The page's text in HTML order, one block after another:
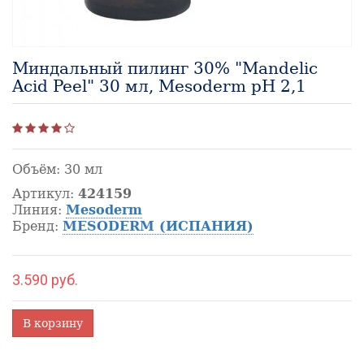
Миндальный пилинг 30% "Mandelic
Acid Peel" 30 мл, Mesoderm рН 2,1
Объём: 30 мл
Артикул: 424159
Линия: Mesoderm
Бренд: MESODERM (ИСПАНИЯ)
3.590 руб.
В корзину